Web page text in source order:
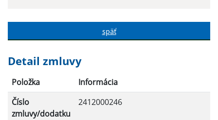
Hľadať v:
Dátum od:
späť
Detail zmluvy
Položka
Informácia
Číslo
zmluvy/dodatku
2412000246